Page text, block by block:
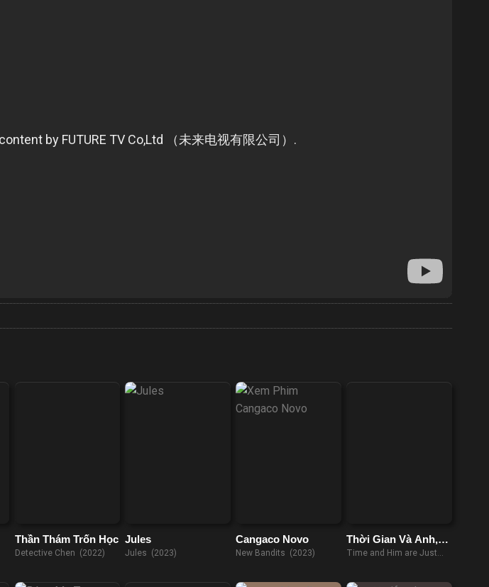
Thần Thám Trốn Học
Detective Chen (2022)
Jules
Jules (2023)
Cangaco Novo
New Bandits (2023)
Thời Gian Và Anh,
Vừa Hay Đúng Lúc
Time and Him are Just